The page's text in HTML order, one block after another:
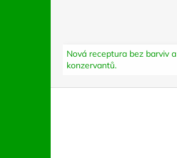
Nová receptura bez barviv a
konzervantů.